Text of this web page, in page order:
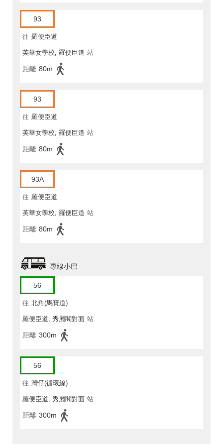
93
往 羅便臣道
英華女學校, 羅便臣道 站
距離 80m
93
往 羅便臣道
英華女學校, 羅便臣道 站
距離 80m
93A
往 羅便臣道
英華女學校, 羅便臣道 站
距離 80m
專線小巴
56
往 北角(馬寶道)
羅便臣道, 秀麗閣對面 站
距離 300m
56
往 灣仔(循環線)
羅便臣道, 秀麗閣對面 站
距離 300m